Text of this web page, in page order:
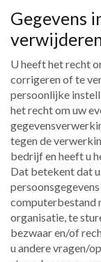
Gegevens
U heeft het recht
corrigeren of te
persoonlijke
het recht om uw
tegen de
bedrijf en heeft u
Dat betekent dat
computerbestand
organisatie, te
bezwaar en/of
u andere vragen/